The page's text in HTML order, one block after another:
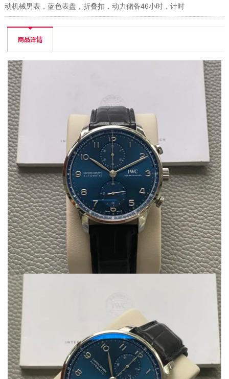
动机械男表，蓝色表盘，折叠扣，动力储备46小时，计时